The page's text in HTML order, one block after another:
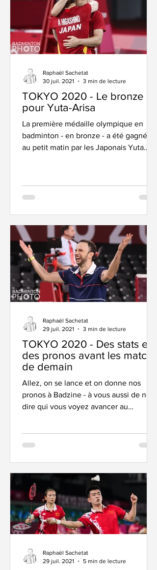
TOKYO 2020 - Le bronze
pour Yuta-Arisa
La première médaille olympique en
badminton - en bronze - a été gagnée
au petit matin par les Japonais Yuta
Raphaël Sachetat
30 juil. 2021
3 min de lecture
TOKYO 2020 - Des stats et
des pronos avant les matchs
de demain
Allez, on se lance et on donne nos
pronos à Badzine - à vous aussi de nous
dire qui vous voyez avancer au
Raphaël Sachetat
29 juil. 2021
3 min de lecture
Raphaël Sachetat
29 juil. 2021
5 min de lecture